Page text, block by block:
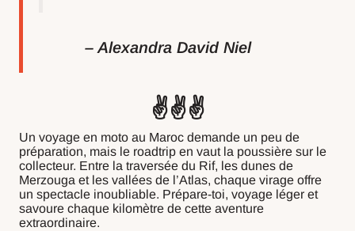
– Alexandra David Niel
✌️✌️✌️
Un voyage en moto au Maroc demande un peu de
préparation, mais le roadtrip en vaut la poussière sur le
collecteur. Entre la traversée du Rif, les dunes de
Merzouga et les vallées de l’Atlas, chaque virage offre
un spectacle inoubliable. Prépare-toi, voyage léger et
savoure chaque kilomètre de cette aventure
extraordinaire.